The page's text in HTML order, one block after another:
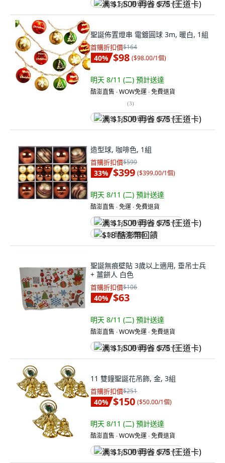
满 $1,500 再省 $75 (王道卡)
聖誕佈置燈串 電鍍圓球 3m, 暖白, 1組
首購折扣價$164
40% $98 ($98.00/1個)
明天 8/11 (二) 預計送達
酷澎直售 ∙ WOW免運 ∙ 免費退貨
(3)
满 $1,500 再省 $75 (王道卡)
造型球, 咖啡色, 1組
首購折扣價$599
33% $399 ($399.00/1個)
明天 8/11 (二) 預計送達
酷澎直售 ∙ 免運 ∙ 免費退貨
满 $1,500 再省 $75 (王道卡)
$18 酷澎幣回饋
聖誕無痕壁貼 3歲以上適用, 垂吊士兵
+ 薑餅人 白色
首購折扣價$106
40% $63
明天 8/11 (二) 預計送達
酷澎直售 ∙ WOW免運 ∙ 免費退貨
满 $1,500 再省 $75 (王道卡)
11 雙鐘聖誕花吊飾, 金, 3組
首購折扣價$251
40% $150 ($50.00/1個)
明天 8/11 (二) 預計送達
酷澎直售 ∙ WOW免運 ∙ 免費退貨
满 $1,500 再省 $75 (王道卡)